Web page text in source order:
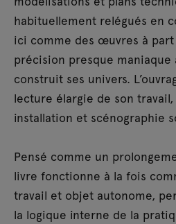
habituellement relégués en
ici comme des œuvres à
précision presque maniaque
construit ses univers.
lecture élargie de son
installation et scénographie
Pensé comme un
livre fonctionne à la fois
travail et objet autonome,
la logique interne de la